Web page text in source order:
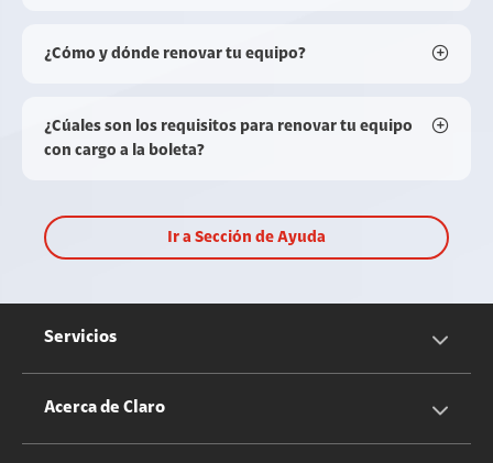
¿Cómo y dónde renovar tu equipo?
¿Cúales son los requisitos para renovar tu equipo
con cargo a la boleta?
Ir a Sección de Ayuda
Servicios
Servicios Móviles
Acerca de Claro